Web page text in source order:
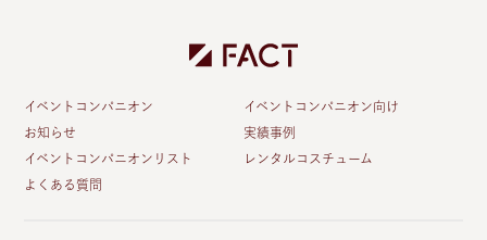
イベントコンパニオン
イベントコンパニオン向け
お知らせ
実績事例
イベントコンパニオンリスト
レンタルコスチューム
よくある質問